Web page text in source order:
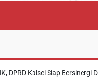
Kalsel Siap Bersinergi